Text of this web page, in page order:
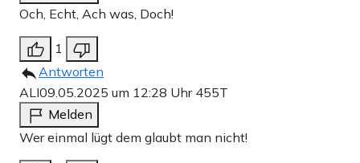
Och, Echt, Ach was, Doch!
1
Antworten
ALI09.05.2025 um 12:28 Uhr 455T
Melden
Wer einmal lügt dem glaubt man nicht!